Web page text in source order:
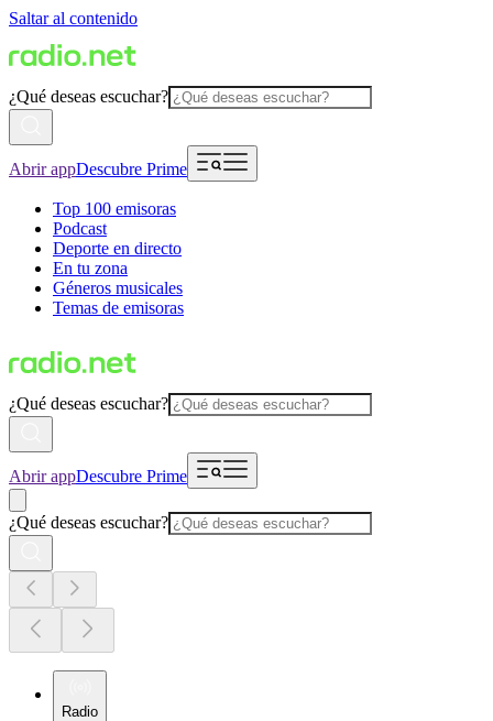
Saltar al contenido
¿Qué deseas escuchar?
Abrir appDescubre Prime
Top 100 emisoras
Podcast
Deporte en directo
En tu zona
Géneros musicales
Temas de emisoras
¿Qué deseas escuchar?
Abrir appDescubre Prime
¿Qué deseas escuchar?
Radio